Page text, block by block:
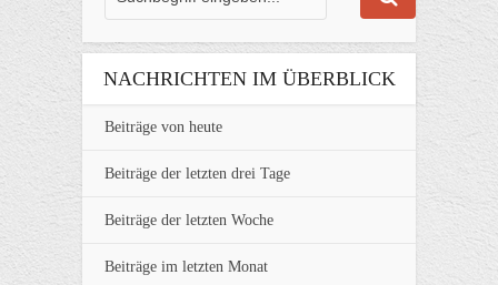
NACHRICHTEN IM ÜBERBLICK
Beiträge von heute
Beiträge der letzten drei Tage
Beiträge der letzten Woche
Beiträge im letzten Monat